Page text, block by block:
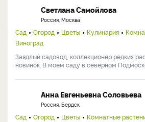
Светлана Самойлова
Россия, Москва
Сад Огород Цветы Кулинария
Виноград
Заядлый садовод, коллекционер редких
новинок. В моем саду в северном
Анна Евгеньевна Соловьева
Россия, Бердск
Сад Огород Цветы Комнатные